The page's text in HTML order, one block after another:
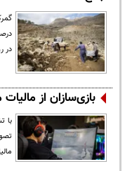
در
بازی‌سازان از
با